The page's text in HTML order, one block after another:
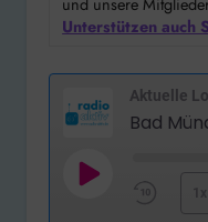
Unterstützen auch
Aktuelle
Bad
Play
1x